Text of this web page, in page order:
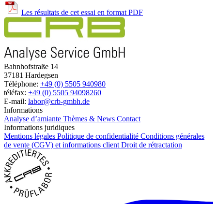
Les résultats de cet essai en format PDF
Bahnhofstraße 14
37181 Hardegsen
Téléphone: +49 (0) 5505 940980
téléfax: +49 (0) 5505 94098260
E-mail: labor@crb-gmbh.de
Informations
Analyse d’amiante Thèmes & News Contact
Informations juridiques
Mentions légales Politique de confidentialité Conditions générales
de vente (CGV) et informations client Droit de rétractation